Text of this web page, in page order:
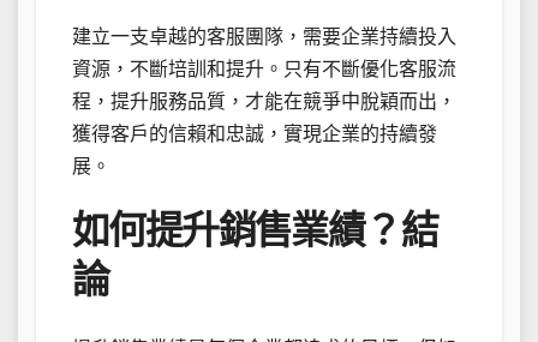
建立一支卓越的客服團隊，需要企業持續投入
資源，不斷培訓和提升。只有不斷優化客服流
程，提升服務品質，才能在競爭中脫穎而出，
獲得客戶的信賴和忠誠，實現企業的持續發
展。
如何提升銷售業績？結
論